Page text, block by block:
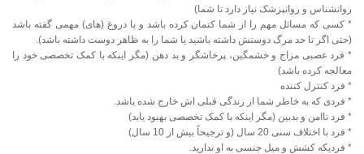
روانشناس و روانپزشک نیاز دارد تا شما)
* کسی که مسائل مهم را از شما کتمان کرده باشد و یا دروغ (های) مهمی گفته باشد
(حتی اگر تا حد مرگ دوستش داشته باشید یا شما را به ظاهر دوست داشته باشد).
* فرد عصبی مزاج و خشمگین، پرخاشگر و بد دهن (مگر اینکه با کمک تخصصی خود را
معالجه کرده باشد)
* فرد کنترل کننده
* فردی که به خاطر شما از زندگی قبلی اش خارج شده باشد.
* فرد ناامن و بدبین (مگر اینکه با کمک تخصصی بهبود یابد)
* فرد با اختلاف سنی 20 سال (و ترجیحاً بیش از 10 سال)
* فردیکه کشش و میل جنسی به او ندارید.